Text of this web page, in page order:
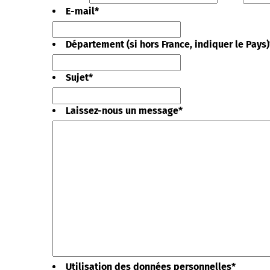
E-mail*
Département (si hors France, indiquer le Pays)
Sujet*
Laissez-nous un message*
Utilisation des données personnelles*